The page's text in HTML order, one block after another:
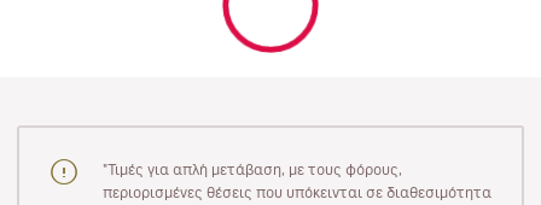
"Τιμές για απλή μετάβαση, με τους φόρους,
περιορισμένες θέσεις που υπόκεινται σε διαθεσιμότητα